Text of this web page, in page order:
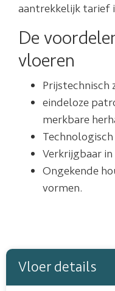
aantrekkelijk tarief
De
vloeren
Prijstechnisch
eindeloze
merkbare
Verkrijgbaar
Ongekende
vormen.
Vloer details